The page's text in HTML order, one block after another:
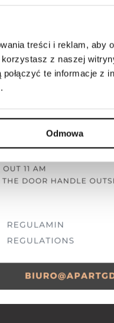
treści i reklam, aby
z naszej
te informacje z
Odmowa